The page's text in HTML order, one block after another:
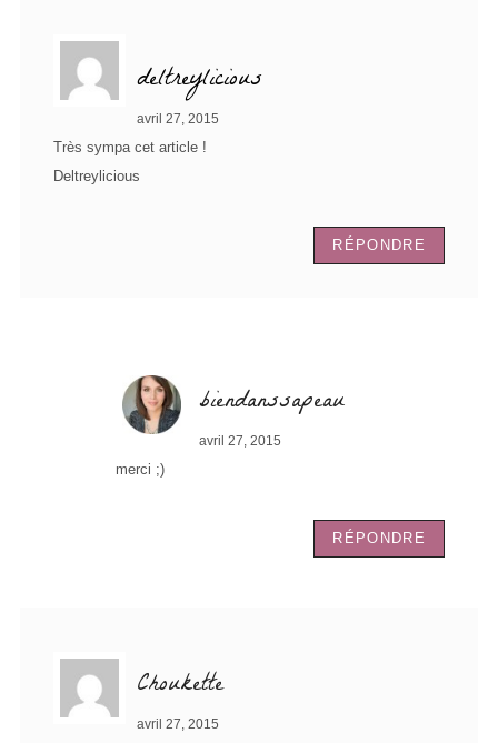
deltreylicious
avril 27, 2015
Très sympa cet article !
Deltreylicious
RÉPONDRE
biendanssapeau
avril 27, 2015
merci ;)
RÉPONDRE
Choukette
avril 27, 2015